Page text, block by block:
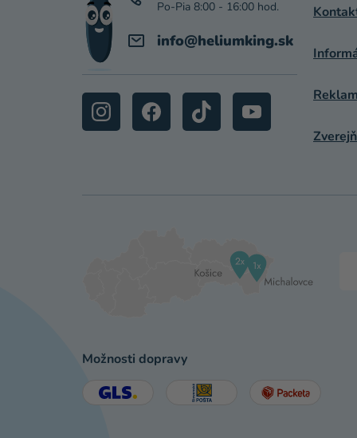
info@heliumking.sk
Možnosti dopravy